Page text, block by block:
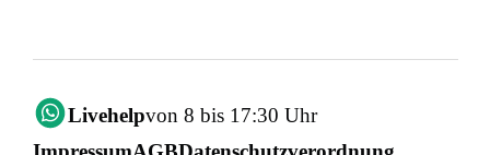
Livehelpvon 8 bis 17:30 Uhr